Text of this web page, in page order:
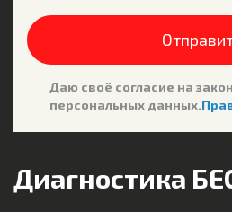
Даю своё согласие на
персональных данных.
Диагностика